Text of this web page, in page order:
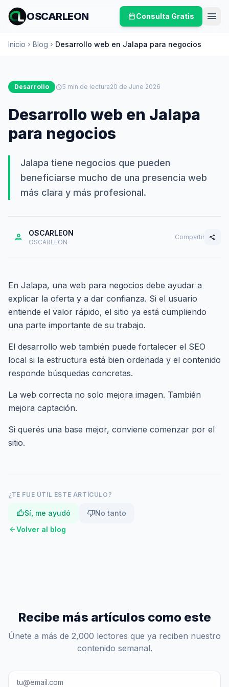
OSCARLEON calendar_monthConsulta Gratis menu
Inicio chevron_right Blog chevron_right Desarrollo web en Jalapa para negocios
Desarrollo schedule5 min de lectura20 de June 2026
Desarrollo web en Jalapa
para negocios
Jalapa tiene negocios que pueden
beneficiarse mucho de una presencia web
más clara y más profesional.
person OSCARLEON
OSCARLEON
Compartir share
En Jalapa, una web para negocios debe ayudar a
explicar la oferta y a dar confianza. Si el usuario
entiende el valor rápido, el sitio ya está cumpliendo
una parte importante de su trabajo.
El desarrollo web también puede fortalecer el SEO
local si la estructura está bien ordenada y el contenido
responde búsquedas concretas.
La web correcta no solo mejora imagen. También
mejora captación.
Si querés una base mejor, conviene comenzar por el
sitio.
¿TE FUE ÚTIL ESTE ARTÍCULO?
thumb_upSí, me ayudó thumb_downNo tanto
arrow_backVolver al blog
Recibe más artículos como este
Únete a más de 2,000 lectores que ya reciben nuestro
contenido semanal.